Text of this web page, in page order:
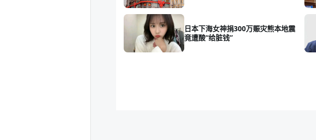
日本下海女神捐300万赈灾熊本地震
竟遭酸“给脏钱”